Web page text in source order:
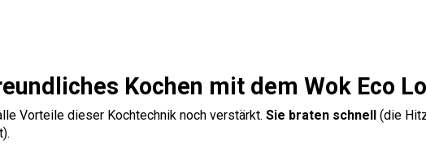
Kochen mit dem Wok Eco
Vorteile dieser Kochtechnik noch verstärkt. Sie braten schnell (die